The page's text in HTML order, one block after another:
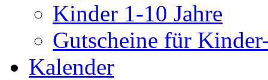
Kinder 1-10 Jahre
Gutscheine für
Kalender